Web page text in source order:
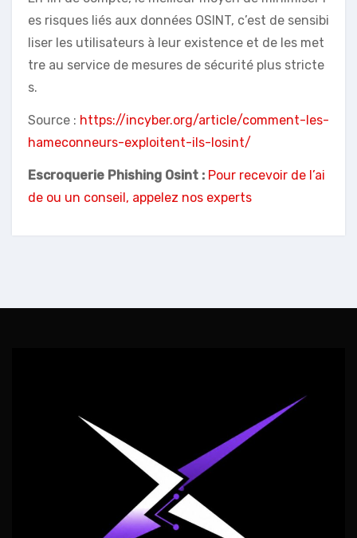
es risques liés aux données OSINT, c’est de sensibi
liser les utilisateurs à leur existence et de les met
tre au service de mesures de sécurité plus stricte
s.
Source : https://incyber.org/article/comment-les-
hameconneurs-exploitent-ils-losint/
Escroquerie Phishing Osint : Pour recevoir de l’ai
de ou un conseil, appelez nos experts